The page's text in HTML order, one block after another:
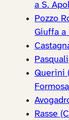
a S.
Pozzo
Giuffa a
Querini
Formosa
Rasse